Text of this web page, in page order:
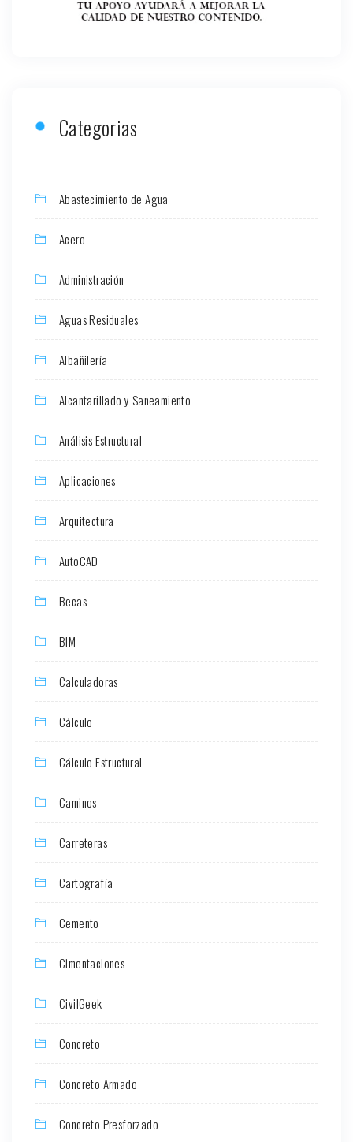
Categorias
Abastecimiento de Agua
Acero
Administración
Aguas Residuales
Albañilería
Alcantarillado y Saneamiento
Análisis Estructural
Aplicaciones
Arquitectura
AutoCAD
Becas
BIM
Calculadoras
Cálculo
Cálculo Estructural
Caminos
Carreteras
Cartografía
Cemento
Cimentaciones
CivilGeek
Concreto
Concreto Armado
Concreto Presforzado